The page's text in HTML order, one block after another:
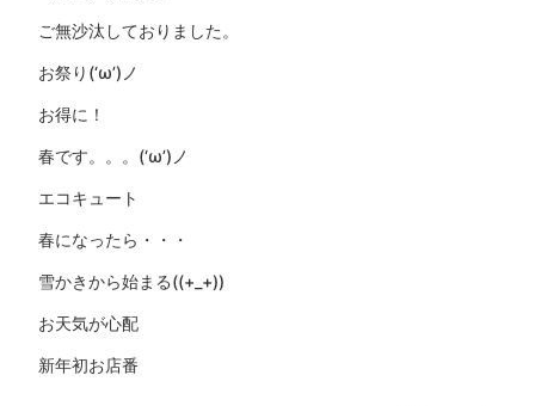
ご無沙汰しておりました。
お祭り(‘ω’)ノ
お得に！
春です。。。(‘ω’)ノ
エコキュート
春になったら・・・
雪かきから始まる((+_+))
お天気が心配
新年初お店番